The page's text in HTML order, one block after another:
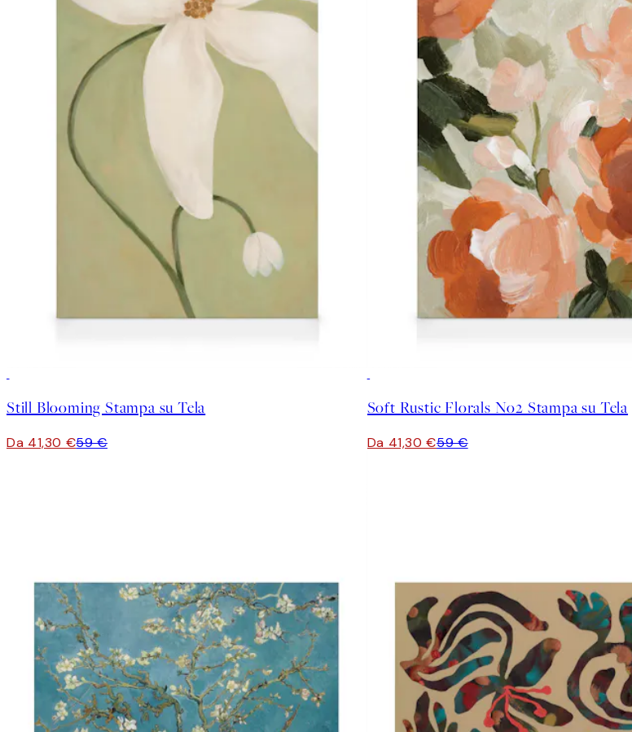
Still Blooming Stampa su Tela
Da 41,30 €59 €
Soft Rustic Florals No2 Stampa su Tela
Da 41,30 €59 €